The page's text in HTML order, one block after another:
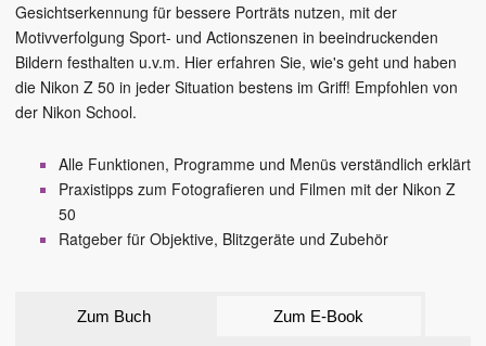
Gesichtserkennung für bessere Porträts nutzen, mit der
Motivverfolgung Sport- und Actionszenen in beeindruckenden
Bildern festhalten u.v.m. Hier erfahren Sie, wie's geht und haben
die Nikon Z 50 in jeder Situation bestens im Griff! Empfohlen von
der Nikon School.
Alle Funktionen, Programme und Menüs verständlich erklärt
Praxistipps zum Fotografieren und Filmen mit der Nikon Z
50
Ratgeber für Objektive, Blitzgeräte und Zubehör
Zum Buch Zum E-Book